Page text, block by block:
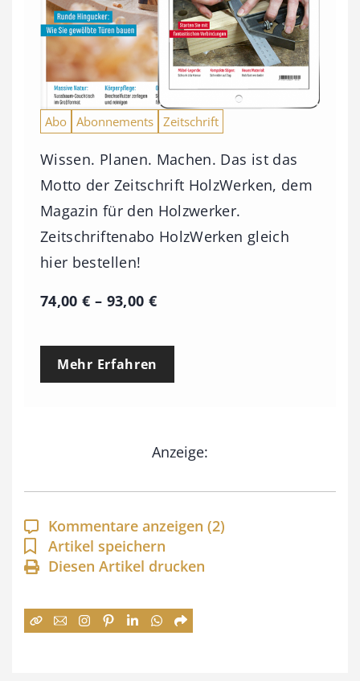
Abo Abonnements Zeitschrift
Wissen. Planen. Machen. Das ist das
Motto der Zeitschrift HolzWerken, dem
Magazin für den Holzwerker.
Zeitschriftenabo HolzWerken gleich
hier bestellen!
74,00€ – 93,00 €P
e
p
n
e
7
4
Mehr Erfahren
Anzeige:
Kommentare anzeigen (2)
Artikel speichern
Diesen Artikel drucken